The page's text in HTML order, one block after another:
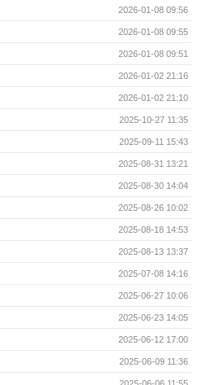
2026-01-08 09:56
2026-01-08 09:55
2026-01-08 09:51
2026-01-02 21:16
2026-01-02 21:10
2025-10-27 11:35
2025-09-11 15:43
2025-08-31 13:21
2025-08-30 14:04
2025-08-26 10:02
2025-08-18 14:53
2025-08-13 13:37
2025-07-08 14:16
2025-06-27 10:06
2025-06-23 14:05
2025-06-12 17:00
2025-06-09 11:36